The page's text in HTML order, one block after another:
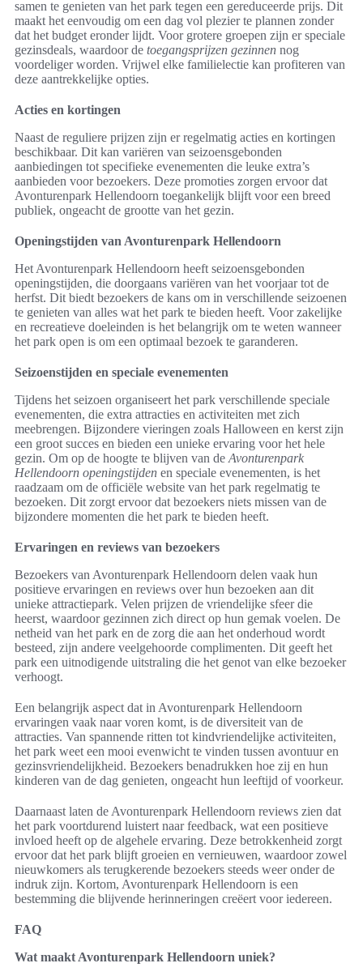
samen te genieten van het park tegen een gereduceerde prijs. Dit
maakt het eenvoudig om een dag vol plezier te plannen zonder
dat het budget eronder lijdt. Voor grotere groepen zijn er speciale
gezinsdeals, waardoor de toegangsprijzen gezinnen nog
voordeliger worden. Vrijwel elke familielectie kan profiteren van
deze aantrekkelijke opties.
Acties en kortingen
Naast de reguliere prijzen zijn er regelmatig acties en kortingen
beschikbaar. Dit kan variëren van seizoensgebonden
aanbiedingen tot specifieke evenementen die leuke extra’s
aanbieden voor bezoekers. Deze promoties zorgen ervoor dat
Avonturenpark Hellendoorn toegankelijk blijft voor een breed
publiek, ongeacht de grootte van het gezin.
Openingstijden van Avonturenpark Hellendoorn
Het Avonturenpark Hellendoorn heeft seizoensgebonden
openingstijden, die doorgaans variëren van het voorjaar tot de
herfst. Dit biedt bezoekers de kans om in verschillende seizoenen
te genieten van alles wat het park te bieden heeft. Voor zakelijke
en recreatieve doeleinden is het belangrijk om te weten wanneer
het park open is om een optimaal bezoek te garanderen.
Seizoenstijden en speciale evenementen
Tijdens het seizoen organiseert het park verschillende speciale
evenementen, die extra attracties en activiteiten met zich
meebrengen. Bijzondere vieringen zoals Halloween en kerst zijn
een groot succes en bieden een unieke ervaring voor het hele
gezin. Om op de hoogte te blijven van de Avonturenpark
Hellendoorn openingstijden en speciale evenementen, is het
raadzaam om de officiële website van het park regelmatig te
bezoeken. Dit zorgt ervoor dat bezoekers niets missen van de
bijzondere momenten die het park te bieden heeft.
Ervaringen en reviews van bezoekers
Bezoekers van Avonturenpark Hellendoorn delen vaak hun
positieve ervaringen en reviews over hun bezoeken aan dit
unieke attractiepark. Velen prijzen de vriendelijke sfeer die
heerst, waardoor gezinnen zich direct op hun gemak voelen. De
netheid van het park en de zorg die aan het onderhoud wordt
besteed, zijn andere veelgehoorde complimenten. Dit geeft het
park een uitnodigende uitstraling die het genot van elke bezoeker
verhoogt.
Een belangrijk aspect dat in Avonturenpark Hellendoorn
ervaringen vaak naar voren komt, is de diversiteit van de
attracties. Van spannende ritten tot kindvriendelijke activiteiten,
het park weet een mooi evenwicht te vinden tussen avontuur en
gezinsvriendelijkheid. Bezoekers benadrukken hoe zij en hun
kinderen van de dag genieten, ongeacht hun leeftijd of voorkeur.
Daarnaast laten de Avonturenpark Hellendoorn reviews zien dat
het park voortdurend luistert naar feedback, wat een positieve
invloed heeft op de algehele ervaring. Deze betrokkenheid zorgt
ervoor dat het park blijft groeien en vernieuwen, waardoor zowel
nieuwkomers als terugkerende bezoekers steeds weer onder de
indruk zijn. Kortom, Avonturenpark Hellendoorn is een
bestemming die blijvende herinneringen creëert voor iedereen.
FAQ
Wat maakt Avonturenpark Hellendoorn uniek?